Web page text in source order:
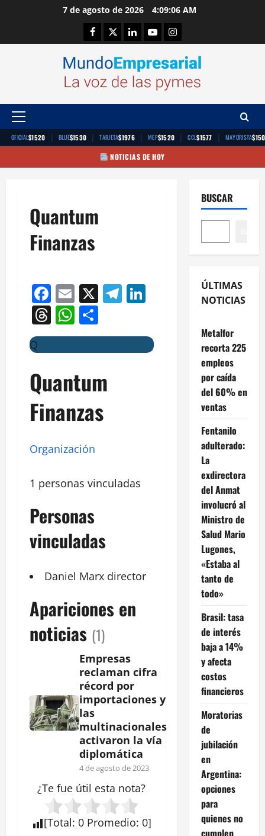
7 de agosto de 2026 4:09:07 AM
Facebook
TwitterLinkedinYoutubeInstagram
Menú
principal
OFICIAL$1520 | BLUE$1530 | TARJETA$1976 | MEP$1520 | CCL$1577 | MAYORISTA
NOTICIAS DE HOY
Quantum
Finanzas
Facebook
Email
X Telegram
LinkedIn
Threads
WhatsApp
Q
Quantum
Finanzas
Organización
1 personas vinculadas
Personas
vinculadas
Daniel Marx director
Apariciones en
noticias (1)
Empresas
reclaman cifra
récord por
importaciones y
las
multinacionales
activaron la vía
diplomática
4 de agosto de 2023
¿Te fue útil esta nota?
[Total: 0 Promedio: 0]
BUSCAR
ÚLTIMAS
NOTICIAS
Metalfor
recorta 225
empleos
por caída
del 60% en
ventas
Fentanilo
adulterado:
La
exdirectora
del Anmat
involucró al
Ministro de
Salud Mario
Lugones,
«Estaba al
tanto de
todo»
Brasil: tasa
de interés
baja a 14%
y afecta
costos
financieros
Moratorias
de
jubilación
en
Argentina:
opciones
para
quienes no
cumplen